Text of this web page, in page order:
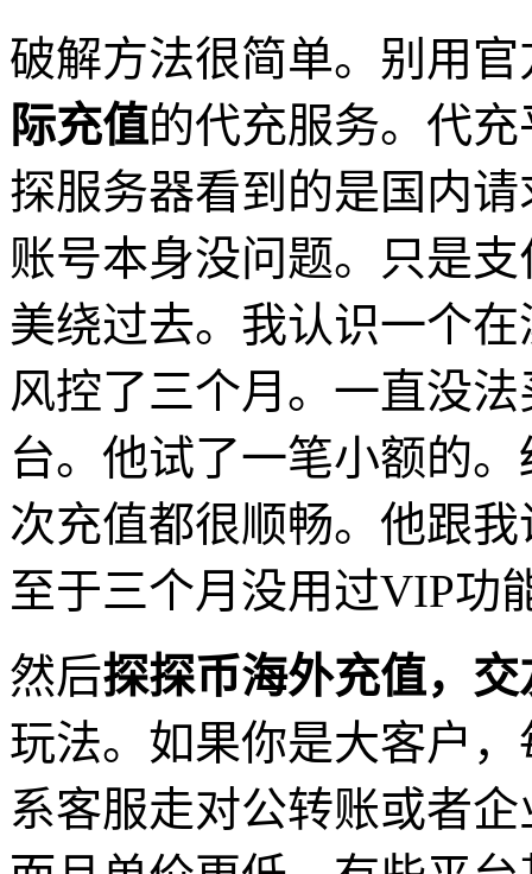
破解方法很简单。别用
际充值的代充服务。代
探服务器看到的是国内
账号本身没问题。只是
美绕过去。我认识一个
风控了三个月。一直没
台。他试了一笔小额的
次充值都很顺畅。他跟
至于三个月没用过VIP功
然后探探币海外充值，
玩法。如果你是大客户
系客服走对公转账或者